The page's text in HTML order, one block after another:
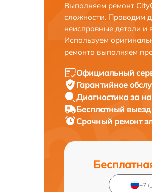
Выполняем ремонт
сложности. Проводим
неисправные детали и
Используем
ремонта выполняем
Официальный
Гарантийное
Диагностика за
Бесплатный
Срочный ремонт